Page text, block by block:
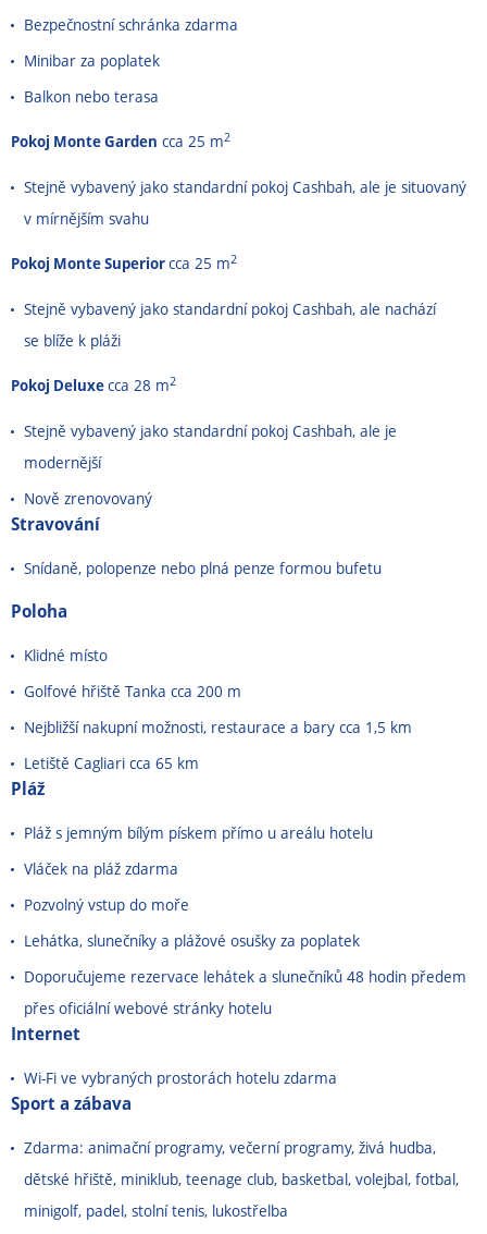
Bezpečnostní schránka zdarma
Minibar za poplatek
Balkon nebo terasa
Pokoj Monte Garden cca 25 m2
Stejně vybavený jako standardní pokoj Cashbah, ale je situovaný
v mírnějším svahu
Pokoj Monte Superiorcca 25 m2
Stejně vybavený jako standardní pokoj Cashbah, ale nachází
se blíže k pláži
Pokoj Deluxecca 28 m2
Stejně vybavený jako standardní pokoj Cashbah, ale je
modernější
Nově zrenovovaný
Stravování
Snídaně, polopenze nebo plná penze formou bufetu
Poloha
Klidné místo
Golfové hřiště Tanka cca 200 m
Nejbližší nakupní možnosti, restaurace a bary cca 1,5 km
Letiště Cagliari cca 65 km
Pláž
Pláž s jemným bílým pískem přímo u areálu hotelu
Vláček na pláž zdarma
Pozvolný vstup do moře
Lehátka, slunečníky a plážové osušky za poplatek
Doporučujeme rezervace lehátek a slunečníků 48 hodin předem
přes oficiální webové stránky hotelu
Internet
Wi-Fi ve vybraných prostorách hotelu zdarma
Sport a zábava
Zdarma: animační programy, večerní programy, živá hudba,
dětské hřiště, miniklub, teenage club, basketbal, volejbal, fotbal,
minigolf, padel, stolní tenis, lukostřelba